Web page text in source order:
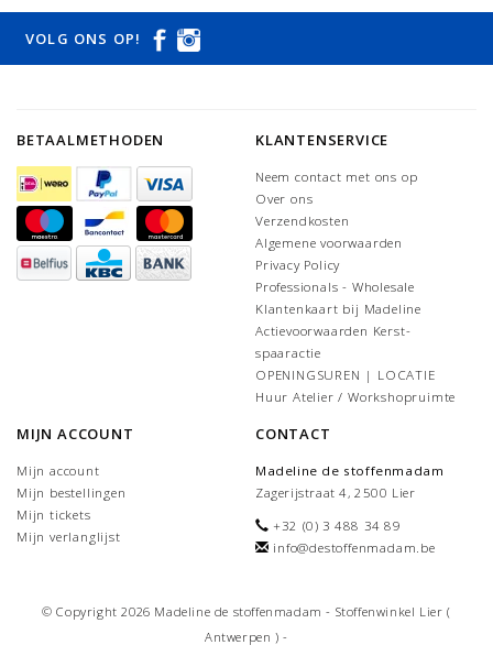
VOLG ONS OP!
BETAALMETHODEN KLANTENSERVICE
Neem contact met ons op
Over ons
Verzendkosten
Algemene voorwaarden
Privacy Policy
Professionals - Wholesale
Klantenkaart bij Madeline
Actievoorwaarden Kerst-
spaaractie
OPENINGSUREN | LOCATIE
Huur Atelier / Workshopruimte
MIJN ACCOUNT
Mijn account
Mijn bestellingen
Mijn tickets
Mijn verlanglijst
CONTACT
Madeline de stoffenmadam
Zagerijstraat 4, 2500 Lier
+32 (0) 3 488 34 89
info@destoffenmadam.be
© Copyright 2026 Madeline de stoffenmadam - Stoffenwinkel Lier (
Antwerpen ) -